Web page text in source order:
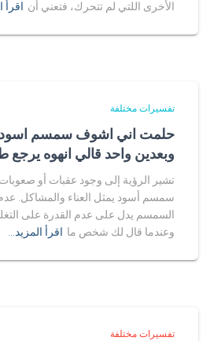
الأخرى اللتي لم تتحرك، فتعني أن اقرأ
تفسيرات مختلفة
حلمت اني اشوف سمسم اسود
وبعدين واحد قالي انهوه يرجع
تشير الرؤية إلى وجود عقبات أو
سمسم أسود يمثل العناء والمشاكل.
السمسم يدل على عدم القدرة على
وعندما قال لك شخص ما اقرأ المزيد…
تفسيرات مختلفة